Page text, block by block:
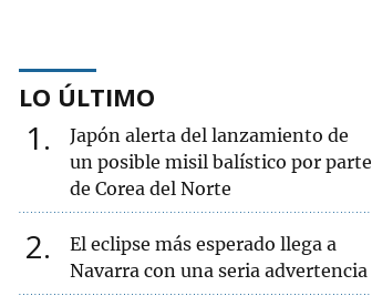
LO ÚLTIMO
1
Japón alerta del lanzamiento de
un posible misil balístico por parte
de Corea del Norte
2
El eclipse más esperado llega a
Navarra con una seria advertencia